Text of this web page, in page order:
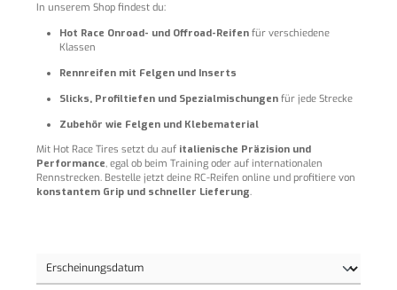
In unserem Shop findest du:
Hot Race Onroad- und Offroad-Reifenfür verschiedene
Klassen
Rennreifen mit Felgen und Inserts
Slicks, Profiltiefen und Spezialmischungenfür jede Strecke
Zubehör wie Felgen und Klebematerial
Mit Hot Race Tires setzt du auf italienische Präzision und
Performance, egal ob beim Training oder auf internationalen
Rennstrecken. Bestelle jetzt deine RC-Reifen online und profitiere von
konstantem Grip und schneller Lieferung.